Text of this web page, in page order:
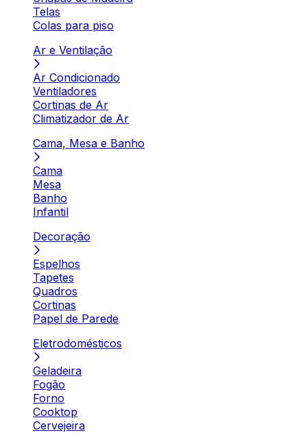
Telas
Colas para piso
Ar e Ventilação
Ar Condicionado
Ventiladores
Cortinas de Ar
Climatizador de Ar
Cama, Mesa e Banho
Cama
Mesa
Banho
Infantil
Decoração
Espelhos
Tapetes
Quadros
Cortinas
Papel de Parede
Eletrodomésticos
Geladeira
Fogão
Forno
Cooktop
Cervejeira